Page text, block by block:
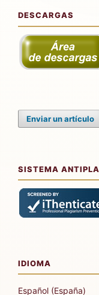
DESCARGAS
Enviar un artículo
SISTEMA
IDIOMA
Español (España)